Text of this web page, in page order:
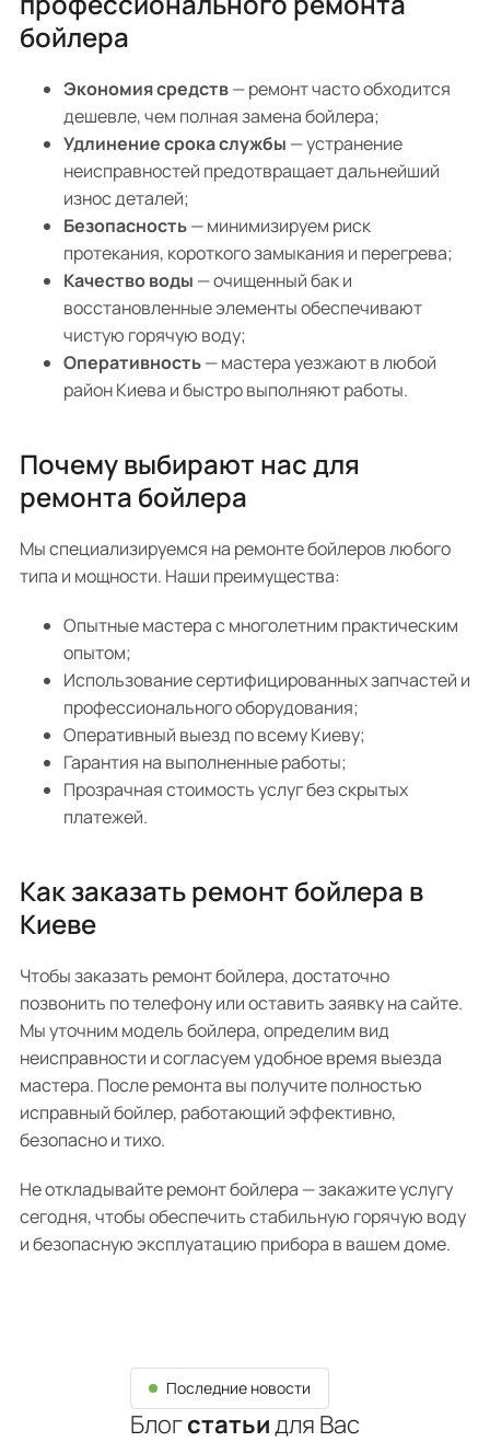
бойлера
Экономия средств— ремонт часто обходится
дешевле, чем полная замена бойлера;
Удлинение срока службы — устранение
неисправностей предотвращает дальнейший
износ деталей;
Безопасность— минимизируем риск
протекания, короткого замыкания и перегрева;
Качество воды — очищенный бак и
восстановленные элементы обеспечивают
чистую горячую воду;
Оперативность— мастера уезжают в любой
район Киева и быстро выполняют работы.
Почему выбирают нас для
ремонта бойлера
Мы специализируемся на ремонте бойлеров любого
типа и мощности. Наши преимущества:
Опытные мастера с многолетним практическим
опытом;
Использование сертифицированных запчастей и
профессионального оборудования;
Оперативный выезд по всему Киеву;
Гарантия на выполненные работы;
Прозрачная стоимость услуг без скрытых
платежей.
Как заказать ремонт бойлера в
Киеве
Чтобы заказать ремонт бойлера, достаточно
позвонить по телефону или оставить заявку на сайте.
Мы уточним модель бойлера, определим вид
неисправности и согласуем удобное время выезда
мастера. После ремонта вы получите полностью
исправный бойлер, работающий эффективно,
безопасно и тихо.
Не откладывайте ремонт бойлера — закажите услугу
сегодня, чтобы обеспечить стабильную горячую воду
и безопасную эксплуатацию прибора в вашем доме.
Последние новости
Блогстатьидля Вас